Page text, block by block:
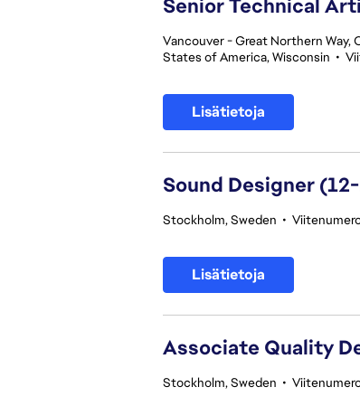
Senior Technical
Vancouver - Great Northern Way,
States of America, Wisconsin •
Lisätietoja
Sound Designer
Stockholm, Sweden •
Lisätietoja
Associate Quality
Stockholm, Sweden •